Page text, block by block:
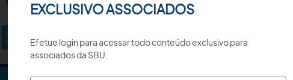
EXCLUSIVO ASSOCIADOS
Efetue login para acessar todo conteúdo exclusivo para
associados da SBU.